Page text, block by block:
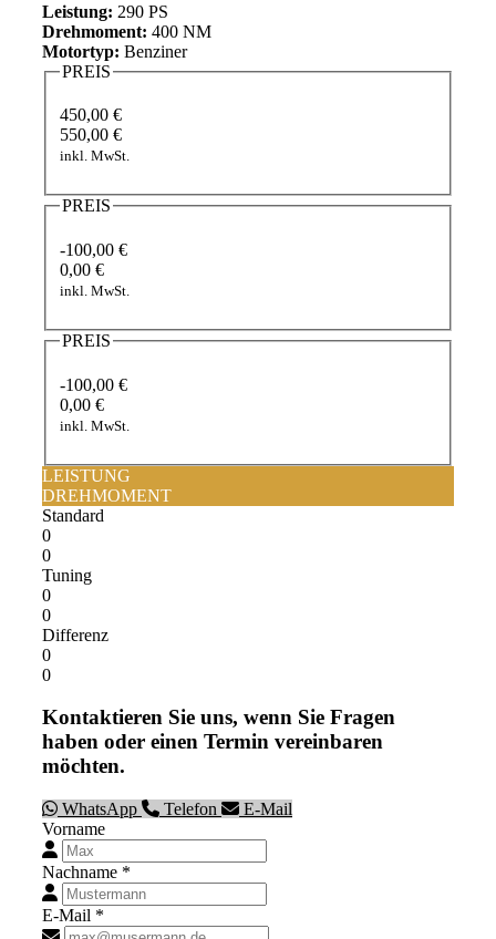
Leistung: 290 PS
Drehmoment: 400 NM
Motortyp: Benziner
PREIS
450,00 €
550,00 €
inkl. MwSt.
PREIS
-100,00 €
0,00 €
inkl. MwSt.
PREIS
-100,00 €
0,00 €
inkl. MwSt.
LEISTUNG
DREHMOMENT
Standard
0
0
Tuning
0
0
Differenz
0
0
Kontaktieren Sie uns, wenn Sie Fragen
haben oder einen Termin vereinbaren
möchten.
WhatsApp Telefon
E-Mail
Vorname
Nachname *
E-Mail *